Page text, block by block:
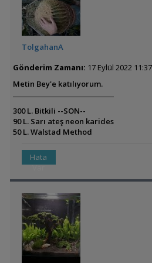
TolgahanA
Gönderim Zamanı: 17 Eylül 2022 11:37
Metin Bey'e katılıyorum.
300 L. Bitkili --SON--
90 L. Sarı ateş neon karides
50 L. Walstad Method
Hata
Var